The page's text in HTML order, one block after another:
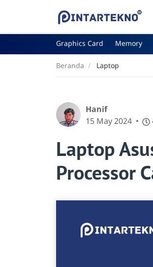
Graphics Card Memory
Beranda Laptop
Laptop
Processor
Hanif
15 May 2024